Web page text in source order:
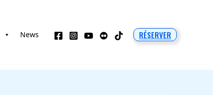
News RÉSERVER